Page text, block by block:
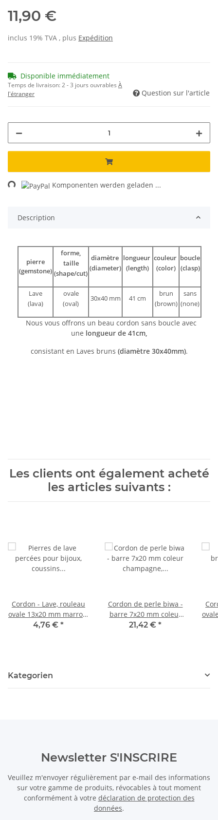
11,90 €
inclus 19% TVA , plus Expédition
Disponible immédiatement
Temps de livraison:2 - 3 jours ouvrables À
l'étranger
Question sur l'article
Komponenten werden geladen ...
Description
pierre
(gemstone)
forme,
taille
(shape/cut)
diamètre
(diameter)
longueur
(length)
couleur
(color)
boucle
(clasp)
Lave
(lava)
ovale
(oval)
30x40 mm 41 cm
brun
(brown)
sans
(none)
Nous vous offrons un beau cordon sans boucle avec
une longueur de 41cm,
consistant en Laves bruns (diamètre 30x40mm).
Les clients ont également acheté
les articles suivants :
Cordon - Lave, rouleau
ovale 13x20 mm marron,
longueur 40,5 cm /5159
4,76 € *
Cordon de perle biwa -
barre 7x20 mm coleur
champagne, longueur 43
21,42 € *
Kategorien
Newsletter S'INSCRIRE
Veuillez m'envoyer régulièrement par e-mail des informations
sur votre gamme de produits, révocables à tout moment
conformément à votre déclaration de protection des
données.